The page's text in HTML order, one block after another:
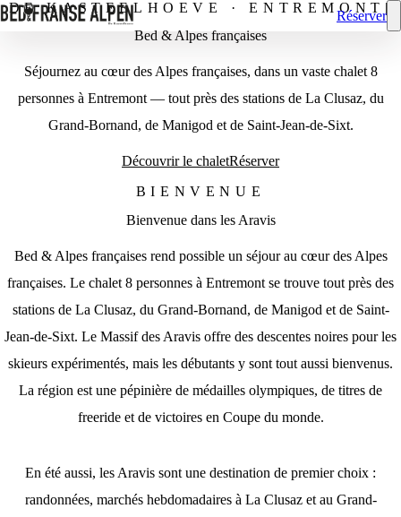
Réserver
DE KASTEELHOEVE · ENTREMONT |
Bed & Alpes françaises
Séjournez au cœur des Alpes françaises, dans un vaste chalet 8
personnes à Entremont — tout près des stations de La Clusaz, du
Grand-Bornand, de Manigod et de Saint-Jean-de-Sixt.
Découvrir le chaletRéserver
BIENVENUE
Bienvenue dans les Aravis
Bed & Alpes françaises rend possible un séjour au cœur des Alpes
françaises. Le chalet 8 personnes à Entremont se trouve tout près des
stations de La Clusaz, du Grand-Bornand, de Manigod et de Saint-
Jean-de-Sixt. Le Massif des Aravis offre des descentes noires pour les
skieurs expérimentés, mais les débutants y sont tout aussi bienvenus.
La région est une pépinière de médailles olympiques, de titres de
freeride et de victoires en Coupe du monde.
En été aussi, les Aravis sont une destination de premier choix :
randonnées, marchés hebdomadaires à La Clusaz et au Grand-